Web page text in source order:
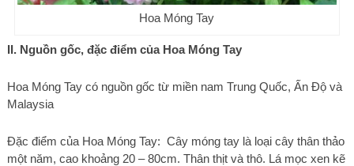
Hoa Móng Tay
II. Nguồn gốc, đặc điểm của Hoa Móng Tay
Hoa Móng Tay có nguồn gốc từ miền nam Trung Quốc, Ấn Độ và
Malaysia
Đặc điểm của Hoa Móng Tay: Cây móng tay là loại cây thân thảo
một năm, cao khoảng 20 – 80cm. Thân thịt và thô. Lá mọc xen kẽ